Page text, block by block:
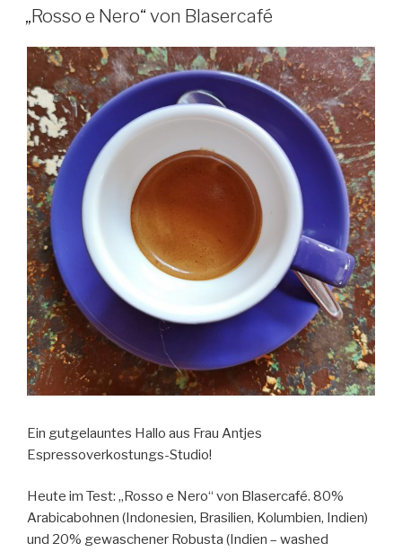
AM
„Rosso e Nero“ von Blasercafé
Ein gutgelauntes Hallo aus Frau Antjes
Espressoverkostungs-Studio!
Heute im Test: „Rosso e Nero“ von Blasercafé. 80%
Arabicabohnen (Indonesien, Brasilien, Kolumbien, Indien)
und 20% gewaschener Robusta (Indien – washed